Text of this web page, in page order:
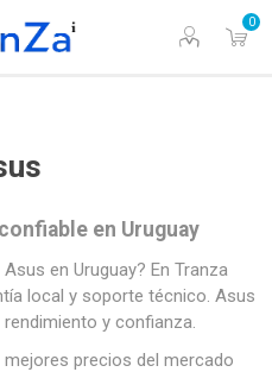
0
en Uruguay
en Uruguay? En Tranza
local y soporte técnico. Asus
y confianza.
precios del mercado